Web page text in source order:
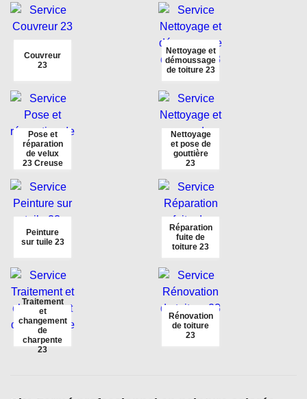
Couvreur
23
Nettoyage et
démoussage
de toiture 23
Pose et
réparation
de velux
23 Creuse
Nettoyage
et pose de
gouttière
23
Peinture
sur tuile 23
Réparation
fuite de
toiture 23
Traitement
et
changement
de
charpente
23
Rénovation
de toiture
23